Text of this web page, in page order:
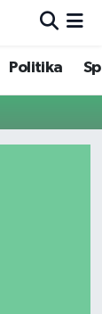
Politika